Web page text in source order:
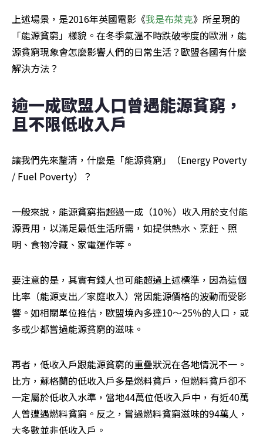
上述場景，是2016年英國電影《我是布萊克》所呈現的
「能源貧窮」樣貌。在冬季氣溫不時跌破零度的歐洲，能
源貧窮現象會怎麼影響人們的日常生活？歐盟各國有什麼
解決方法？
逾一成歐盟人口曾遇能源貧窮，
且不限低收入戶
讓我們先來釐清，什麼是「能源貧窮」（Energy Poverty
/ Fuel Poverty）？
一般來說，能源貧窮指超過一成（10％）收入用於支付能
源費用，以滿足最低生活所需，如提供熱水、烹飪、照
明、食物冷藏、家電運作等。
要注意的是，其實有錢人也可能超過上述標準，因為這個
比率（能源支出／家庭收入）常因能源價格的波動而受影
響。如相關單位推估，歐盟境內多達10～25％的人口，或
多或少都嘗過能源貧窮的滋味。
再者，低收入戶跟能源貧窮的重疊狀況在各地情況不一。
比方，蘇格蘭的低收入戶多是燃料貧戶，但燃料貧戶卻不
一定屬於低收入水準，當地44萬位低收入戶中，有近40萬
人曾遭遇燃料貧窮。反之，嘗過燃料貧窮滋味的94萬人，
大多數並非低收入戶。